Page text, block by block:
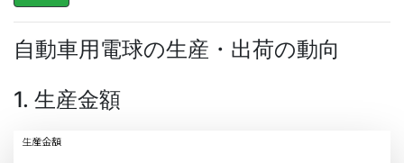
自動車用電球の生産・出荷の動向
1. 生産金額